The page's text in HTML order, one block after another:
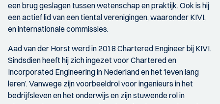
een brug geslagen tussen wetenschap en praktijk. Ook is hij
een actief lid van een tiental verenigingen, waaronder KIVI,
en internationale commissies.
Aad van der Horst werd in 2018 Chartered Engineer bij KIVI.
Sindsdien heeft hij zich ingezet voor Chartered en
Incorporated Engineering in Nederland en het ‘leven lang
leren’. Vanwege zijn voorbeeldrol voor ingenieurs in het
bedrijfsleven en het onderwijs en zijn stuwende rol in